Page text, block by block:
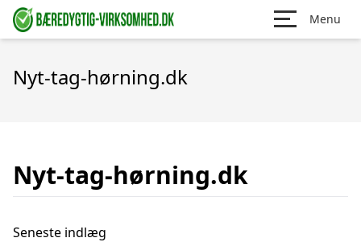
Menu
Nyt-tag-hørning.dk
Nyt-tag-hørning.dk
Seneste indlæg